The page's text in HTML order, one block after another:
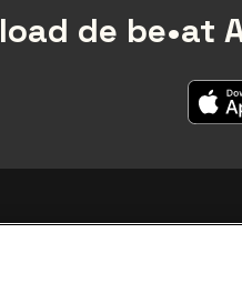
de be•at